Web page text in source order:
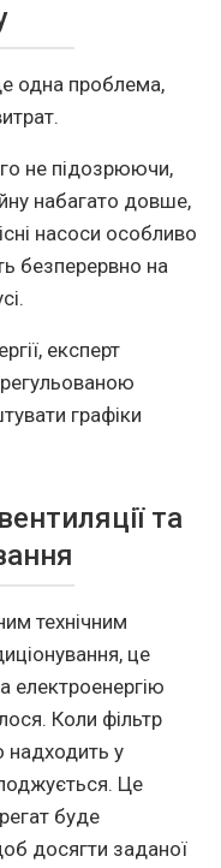
одна проблема,
не підозрюючи,
набагато довше,
насоси особливо
безперервно на
експерт
графіки
та
технічним
це
електроенергію
Коли фільтр
надходить у
Це
буде
досягти заданої